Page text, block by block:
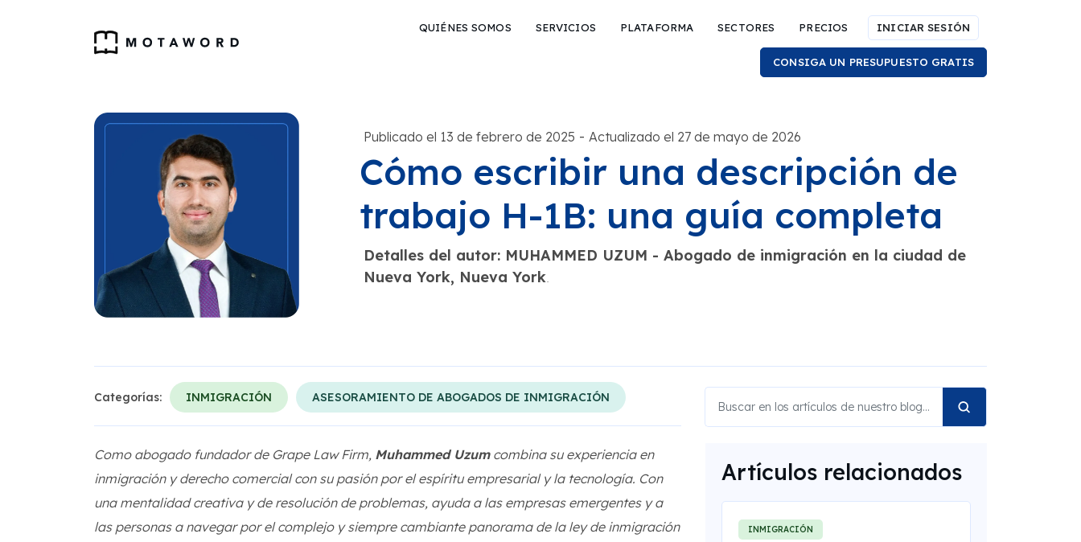
QUIÉNES SOMOS SERVICIOS PLATAFORMA SECTORES PRECIOS INICIAR SESIÓN
CONSIGA UN PRESUPUESTO GRATIS
Publicado el 13 de febrero de 2025 - Actualizado el 27 de mayo de 2026
Cómo escribir una descripción de
trabajo H-1B: una guía completa
Detalles del autor: MUHAMMED UZUM - Abogado de inmigración en la ciudad de
Nueva York, Nueva York.
Categorías: INMIGRACIÓN ASESORAMIENTO DE ABOGADOS DE INMIGRACIÓN
Como abogado fundador de Grape Law Firm, Muhammed Uzumcombina su experiencia en
inmigración y derecho comercial con su pasión por el espíritu empresarial y la tecnología. Con
una mentalidad creativa y de resolución de problemas, ayuda a las empresas emergentes y a
las personas a navegar por el complejo y siempre cambiante panorama de la ley de inmigración
Artículos relacionados
INMIGRACIÓN